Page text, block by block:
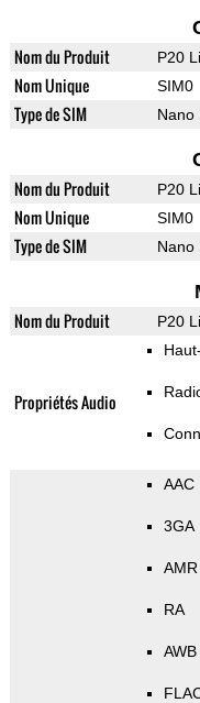
Nom du Produit P20
Nom Unique SIM0
Type de SIM Nano
Nom du Produit P20
Nom Unique SIM0
Type de SIM Nano
Nom du Produit P20
Propriétés Audio
AAC
3GA
AMR
RA
AWB